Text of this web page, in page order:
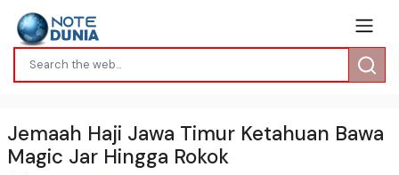
Jemaah Haji Jawa Timur Ketahuan Bawa
Magic Jar Hingga Rokok